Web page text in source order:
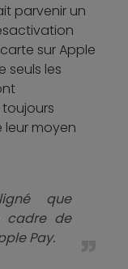
parvenir un
sur Apple
seuls les
leur moyen
que
cadre de
Pay.